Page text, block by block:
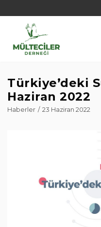
Türkiye’deki
Haziran 2022
Haberler 23 Haziran 2022